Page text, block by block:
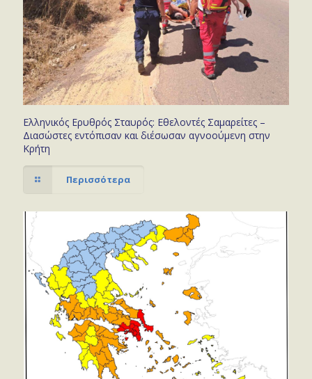
Ελληνικός Ερυθρός Σταυρός: Εθελοντές Σαμαρείτες –
Διασώστες εντόπισαν και διέσωσαν αγνοούμενη στην
Κρήτη
Περισσότερα